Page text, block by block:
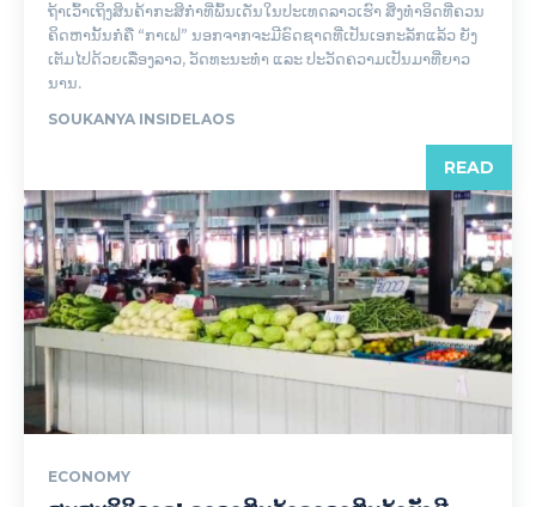
ຖ້າເວົ້າເຖິງສິນຄ້າກະສິກຳທີ່ພົ້ນເດັ່ນໃນປະເທດລາວເຮົາ ສິ່ງທຳອິດທີ່ຄວນ
ຄິດຫານັ້ນກໍຄື “ກາເຟ” ນອກຈາກຈະມີຣົດຊາດທີ່ເປັນເອກະລັກແລ້ວ ຍັງ
ເຕັມໄປດ້ວຍເລື່ອງລາວ, ວັດທະນະທຳ ແລະ ປະວັດຄວາມເປັນມາທີ່ຍາວ
ນານ.
SOUKANYA INSIDELAOS
READ
ECONOMY